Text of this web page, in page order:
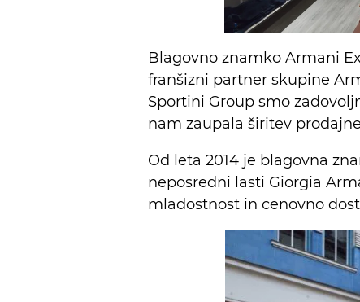
Blagovno znamko Armani
franšizni partner skupine
Sportini Group smo
nam zaupala širitev
Od leta 2014 je blagovna
neposredni lasti Giorgia
mladostnost in cenovno